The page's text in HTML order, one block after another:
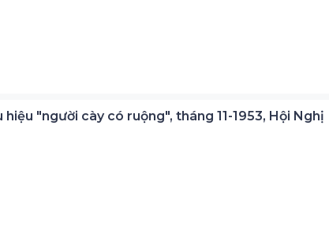
"người cày có ruộng", tháng 11-1953, Hội Nghị